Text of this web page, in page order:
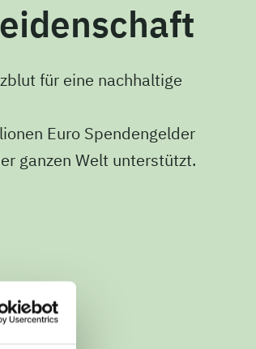
für eine nachhaltige
Euro Spendengelder
ganzen Welt unterstützt.